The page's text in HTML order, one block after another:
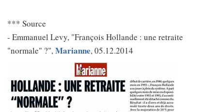
*** Source
- Emmanuel Levy, "François Hollande : une retraite
"normale" ?",Marianne, 05.12.2014